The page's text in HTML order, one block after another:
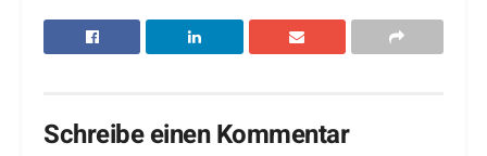
Schreibe einen Kommentar